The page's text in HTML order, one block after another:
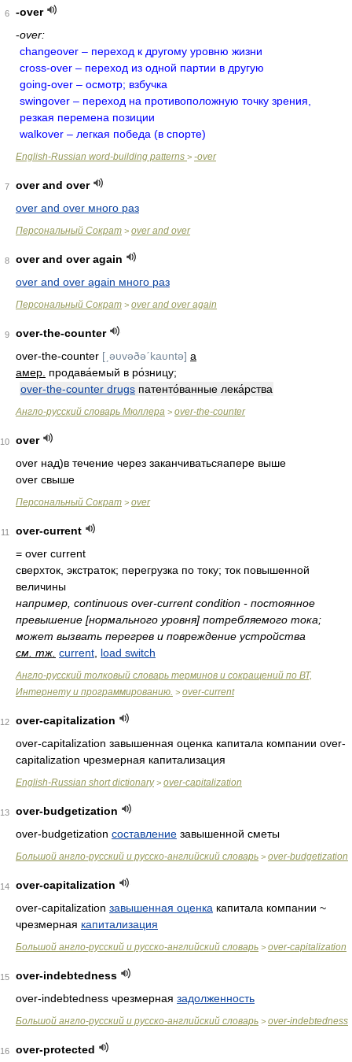
6
-over
-over:
changeover – переход к другому уровню жизни
cross-over – переход из одной партии в другую
going-over – осмотр; взбучка
swingover – переход на противоположную точку зрения,
резкая перемена позиции
walkover – легкая победа (в спорте)
English-Russian word-building patterns > -over
7
over and over
over and over много раз
Персональный Сократ > over and over
8
over and over again
over and over again много раз
Персональный Сократ > over and over again
9
over-the-counter
over-the-counter [ˏəυvəðəˊkaυntə] a
амер. продава́емый в ро́зницу;
over-the-counter drugs патенто́ванные лека́рства
Англо-русский словарь Мюллера > over-the-counter
10
over
over над)в течение через заканчиватьсяaпере выше
over свыше
Персональный Сократ > over
11
over-current
= over current
сверхток, экстраток; перегрузка по току; ток повышенной
величины
например, continuous over-current condition - постоянное
превышение [нормального уровня] потребляемого тока;
может вызвать перегрев и повреждение устройства
см. тж. current load switch
Англо-русский толковый словарь терминов и сокращений по ВТ,
Интернету и программированию. > over-current
12
over-capitalization
over-capitalization завышенная оценка капитала компании over-
capitalization чрезмерная капитализация
English-Russian short dictionary> over-capitalization
13
over-budgetization
over-budgetization составление завышенной сметы
Большой англо-русский и русско-английский словарь > over-budgetization
14
over-capitalization
over-capitalization завышенная оценка капитала компании ~
чрезмерная капитализация
Большой англо-русский и русско-английский словарь > over-capitalization
15
over-indebtedness
over-indebtedness чрезмерная задолженность
Большой англо-русский и русско-английский словарь > over-indebtedness
16
over-protected